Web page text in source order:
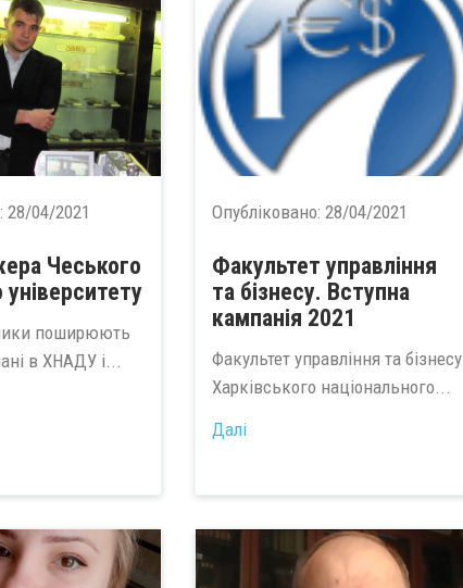
28/04/2021
Чеського
університету
поширюють
в ХНАДУ і...
Опубліковано:28/04/2021
Факультет управління
та бізнесу. Вступна
кампанія 2021
Факультет управління та бізнесу
Харківського національного...
Далі